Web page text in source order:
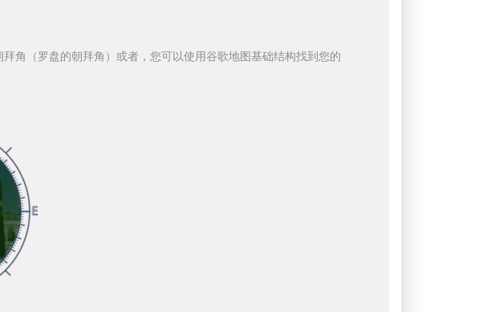
角（罗盘的朝拜角）或者，您可以使用谷歌地图基础结构找到您的